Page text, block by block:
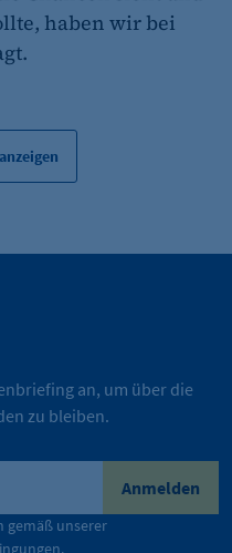
was der Claim
Berlin Unternehmen
haben wir bei
an, um über die
zu bleiben.
Anmelden
gemäß unserer